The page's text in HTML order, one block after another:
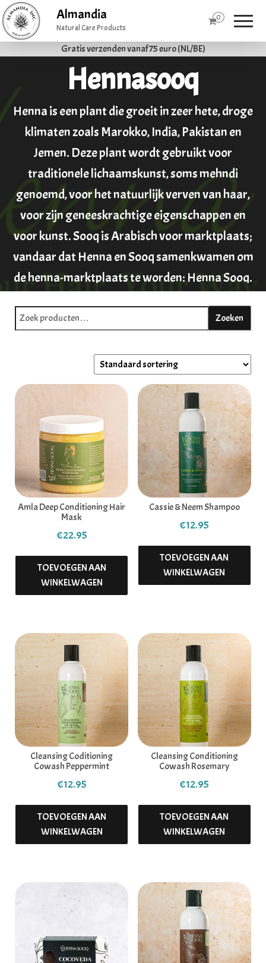
Gratis verzenden vanaf 75 euro (NL/BE)
Almandia
Natural Care Products
0
Hennasooq
Henna is een plant die groeit in zeer hete, droge
klimaten zoals Marokko, India, Pakistan en
Jemen. Deze plant wordt gebruikt voor
traditionele lichaamskunst, soms mehndi
genoemd, voor het natuurlijk verven van haar,
voor zijn geneeskrachtige eigenschappen en
voor kunst. Sooq is Arabisch voor marktplaats;
vandaar dat Henna en Sooq samenkwamen om
de henna-marktplaats te worden: Henna Sooq.
Henna. Ze hebben zich ontwikkeld in natuurlijke
Zoeken naar: Zoeken
Amla Deep Conditioning Hair
Mask
€22.95
TOEVOEGEN AAN
WINKELWAGEN
Cassie & Neem Shampoo
€12.95
TOEVOEGEN AAN
WINKELWAGEN
Cleansing Coditioning
Cowash Peppermint
€12.95
TOEVOEGEN AAN
WINKELWAGEN
Cleansing Conditioning
Cowash Rosemary
€12.95
TOEVOEGEN AAN
WINKELWAGEN